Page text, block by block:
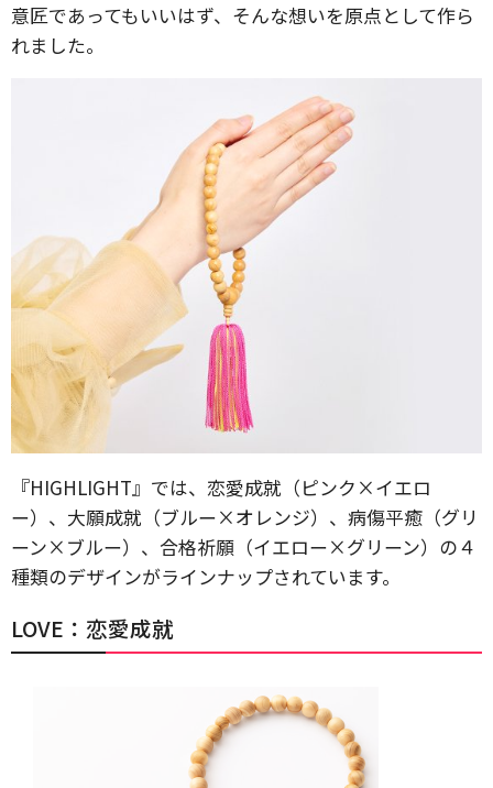
意匠であってもいいはず、そんな想いを原点として作ら
れました。
『HIGHLIGHT』では、恋愛成就（ピンク×イエロ
ー）、大願成就（ブルー×オレンジ）、病傷平癒（グリ
ーン×ブルー）、合格祈願（イエロー×グリーン）の４
種類のデザインがラインナップされています。
LOVE：恋愛成就